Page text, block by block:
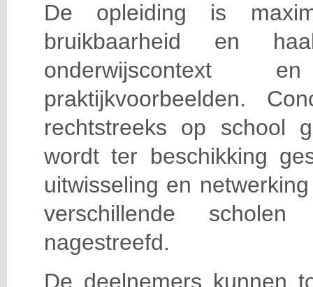
De opleiding is
bruikbaarheid en
praktijkvoorbeelden.
rechtstreeks op school
wordt ter beschikking
uitwisseling en
verschillende scholen
nagestreefd.
De deelnemers kunnen